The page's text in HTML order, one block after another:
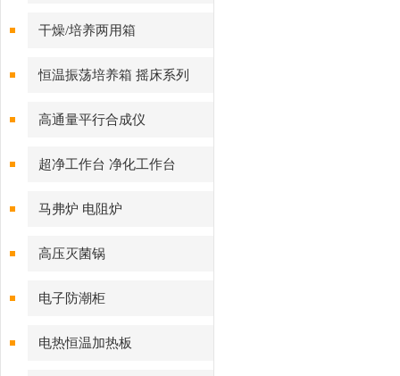
干燥/培养两用箱
恒温振荡培养箱 摇床系列
高通量平行合成仪
超净工作台 净化工作台
马弗炉 电阻炉
高压灭菌锅
电子防潮柜
电热恒温加热板